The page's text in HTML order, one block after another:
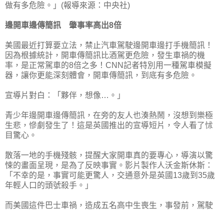
做有多危險。」(報導來源：中央社)
邊開車邊傳簡訊 肇事率高出8倍
美國最近打算要立法，禁止汽車駕駛邊開車邊打手機簡訊！
因為根據統計，開車傳簡訊比酒駕更危險，發生車禍的機
率，是正常駕車的8倍之多！CNN記者特別用一種駕車模擬
器，讓你更能深刻體會，開車傳簡訊，到底有多危險。
宣導片對白：「夥伴，想像…。」
青少年邊開車邊傳簡訊，在旁的友人也湊熱鬧，沒想到樂極
生悲，慘劇發生了！這是英國推出的宣導短片，令人看了怵
目驚心。
散落一地的手機殘骸，提醒大家開車真的要專心，導演以驚
悚的畫面呈現，是為了反映事實。影片製作人沃金斯休斯：
「不幸的是，事實可能更驚人，交通意外是英國13歲到35歲
年輕人口的頭號殺手。」
而美國這件巴士車禍，造成五名高中生喪生，事發前，駕駛